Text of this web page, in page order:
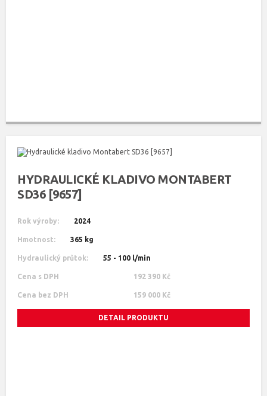
HYDRAULICKÉ KLADIVO MONTABERT
SD36 [9657]
Rok výroby: 2024
Hmotnost: 365 kg
Hydraulický průtok: 55 - 100 l/min
Cena s DPH 192 390 Kč
Cena bez DPH 159 000 Kč
DETAIL PRODUKTU